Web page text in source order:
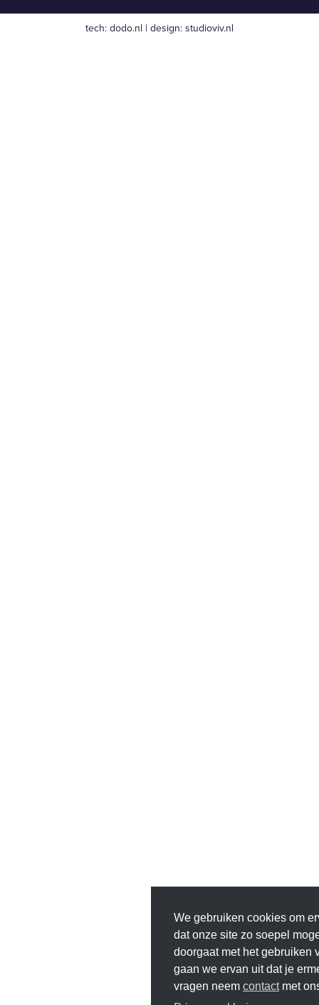
tech:dodo.nl | design:studioviv.nl
We gebruiken cookies om
dat onze site zo soepel
doorgaat met het gebruiken
gaan we ervan uit dat je
vragen neem contactmet